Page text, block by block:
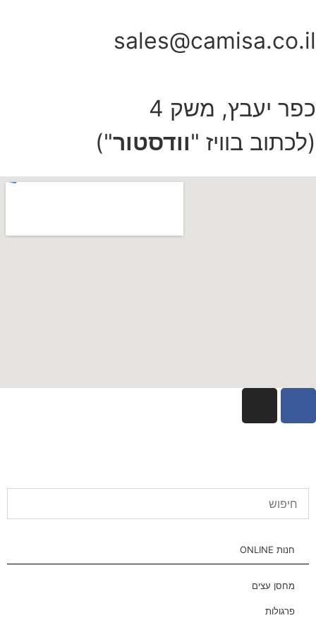
sales@camisa.co.il
כפר יעבץ, משק 4
(לכתוב בוויז "וודסטור")
חנות ONLINE
מחסן עצים
פרגולות